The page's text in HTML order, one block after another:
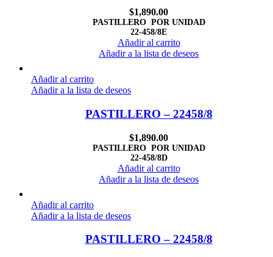
$1,890.00
PASTILLERO POR UNIDAD
22-458/8E
Añadir al carrito
Añadir a la lista de deseos
Añadir al carrito
Añadir a la lista de deseos
PASTILLERO – 22458/8
$1,890.00
PASTILLERO POR UNIDAD
22-458/8D
Añadir al carrito
Añadir a la lista de deseos
Añadir al carrito
Añadir a la lista de deseos
PASTILLERO – 22458/8